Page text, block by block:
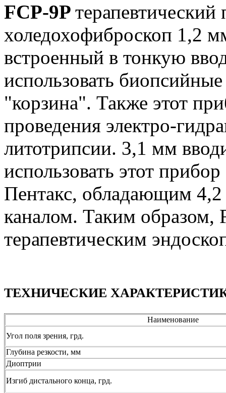
FCP-9P
холедохофиброскоп 1,2
встроенный в тонкую
использовать
"корзина". Также этот
проведения электро-
литотрипсии. 3,1 мм
использовать этот
Пентакс, обладающим
каналом. Таким образом,
терапевтическим
ТЕХНИЧЕСКИЕ
Наименование
Угол поля зрения, грд.
Глубина резкости, мм
Диоптрии
Изгиб дистального конца, грд.